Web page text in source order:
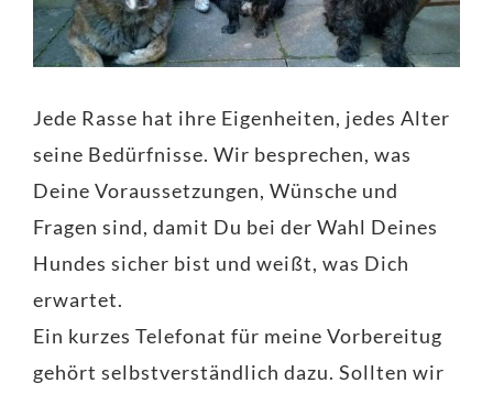
Jede Rasse hat ihre Eigenheiten, jedes Alter
seine Bedürfnisse. Wir besprechen, was
Deine Voraussetzungen, Wünsche und
Fragen sind, damit Du bei der Wahl Deines
Hundes sicher bist und weißt, was Dich
erwartet.
Ein kurzes Telefonat für meine Vorbereitug
gehört selbstverständlich dazu. Sollten wir